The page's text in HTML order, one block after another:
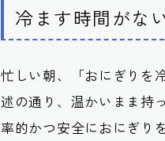
冷ます時間がな
忙しい朝、「おにぎりを
述の通り、温かいまま持
率的かつ安全におにぎり